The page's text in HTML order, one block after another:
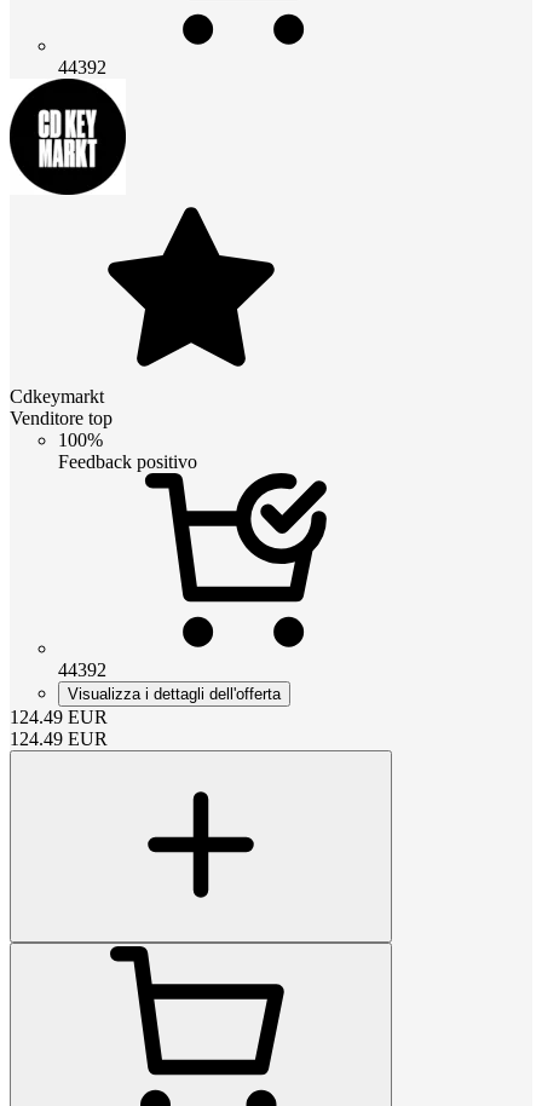
44392
Cdkeymarkt
Venditore top
100%
Feedback positivo
44392
Visualizza i dettagli dell'offerta
124.49 EUR
124.49 EUR